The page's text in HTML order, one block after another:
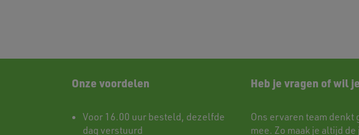
Heb je vragen of wil
Ons ervaren team denkt
mee. Zo maak je altijd de
Onze voordelen
Voor 16.00 uur besteld, dezelfde
dag verstuurd